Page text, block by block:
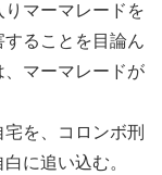
マーマレードを
ることを目論ん
マーマレードが
を、コロンボ刑
に追い込む。